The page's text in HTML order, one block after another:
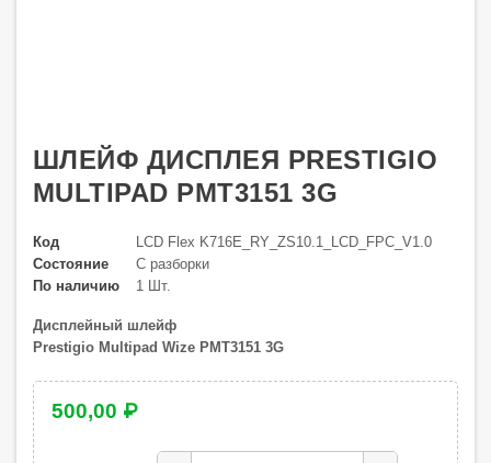
ШЛЕЙФ ДИСПЛЕЯ PRESTIGIO
MULTIPAD PMT3151 3G
Код
LCD Flex K716E_RY_ZS10.1_LCD_FPC_V1.0
Состояние
С разборки
По наличию
1 Шт.
Дисплейный шлейф
Prestigio Multipad Wize PMT3151 3G
500,00 ₽